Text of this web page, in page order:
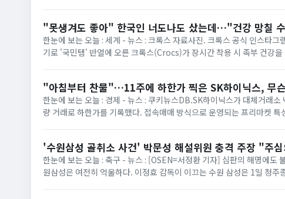
"못생겨도 좋아" 한국인 너도나도 샀는데…"건강 망칠
한눈에 보는 오늘 : 세계 - 뉴스 : 크록스 자료사진. 크록스 공식 인스타
기로 '국민템' 반열에 오른 크록스(Crocs)가 장시간 착용 시 족부 건강을
"아침부터 찬물"…11주에 하한가 찍은 SK하이닉스, 무
한눈에 보는 오늘 : 경제 - 뉴스 : 쿠키뉴스DB.SK하이닉스가 대체거래
량 거래로 하한가를 기록했다. 접속매매 방식으로 운영되는 프리마켓
'수원삼성 골취소 사건' 박문성 해설위원 충격 주장 "주
한눈에 보는 오늘 : 축구 - 뉴스 : [OSEN=서정환 기자] 심판의 해명에도
원삼성은 여전히 억울하다. 이정효 감독이 이끄는 수원 삼성은 1일 청